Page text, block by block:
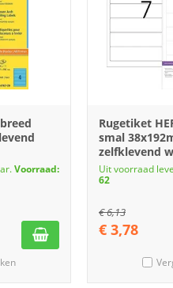
Voorraad:
Rugetiket
smal
zelfklevend
Uit voorraad
62
€6,13
€ 3,78